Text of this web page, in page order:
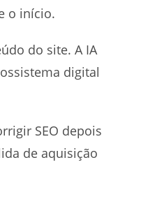
o início.
do site. A IA
digital
SEO depois
de aquisição